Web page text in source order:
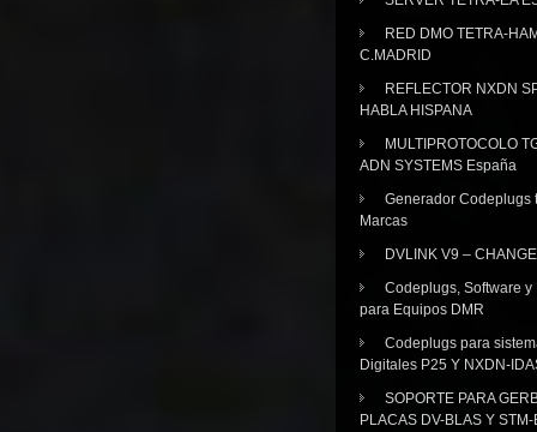
RED DMO TETRA-
C.MADRID
REFLECTOR NXDN
HABLA HISPANA
MULTIPROTOCOLO
ADN SYSTEMS España
Generador Codeplugs
Marcas
DVLINK V9 –
Codeplugs, Software y
para Equipos DMR
Codeplugs para
Digitales P25 Y NXDN-
SOPORTE PARA
PLACAS DV-BLAS Y